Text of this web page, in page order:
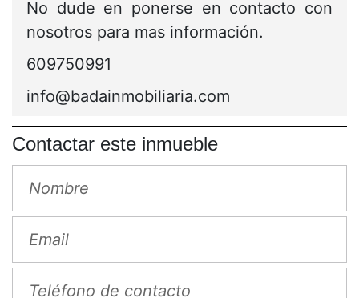
No dude en ponerse en contacto con
nosotros para mas información.
609750991
info@badainmobiliaria.com
Contactar este inmueble